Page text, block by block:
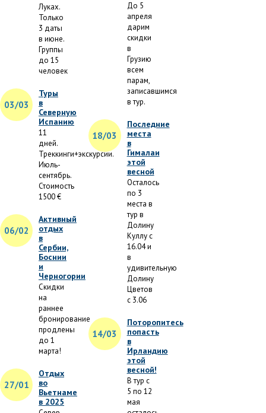
Луках.
Только
3 даты
в июне.
Группы
до 15
человек
03/03
Туры
в
Северную
Испанию
11
дней.
Треккинги+экскурсии.
Июль-
сентябрь.
Стоимость
1500 €
06/02
Активный
отдых
в
Сербии,
Боснии
и
Черногории
Скидки
на
раннее
бронирование
продлены
до 1
марта!
27/01
Отдых
во
Вьетнаме
в 2025
До 5
апреля
дарим
скидки
в
Грузию
всем
парам,
записавшимся
в тур.
18/03
Последние
места
в
Гималаи
этой
весной
Осталось
по 3
места в
тур в
Долину
Куллу с
16.04 и
в
удивительную
Долину
Цветов
с 3.06
14/03
Поторопитесь
попасть
в
Ирландию
этой
весной!
В тур с
5 по 12
мая